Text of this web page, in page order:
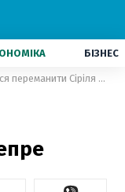
БІЗНЕС
Honda намагається переманити Сіріля Депре